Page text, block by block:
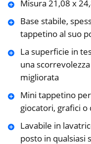
Misura 21,08 x
Base stabile,
tappetino al suo
La superficie in
una
migliorata
Mini tappetino
giocatori, grafici
Lavabile in
posto in qualsiasi